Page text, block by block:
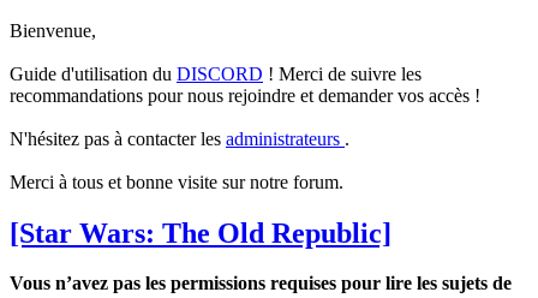
Bienvenue,
Guide d'utilisation du DISCORD ! Merci de suivre les
recommandations pour nous rejoindre et demander vos accès !
N'hésitez pas à contacter les administrateurs .
Merci à tous et bonne visite sur notre forum.
[Star Wars: The Old Republic]
Vous n’avez pas les permissions requises pour lire les sujets de